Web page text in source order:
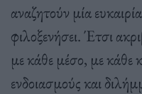
αναζητούν μία
φιλοξενήσει. Έτσι
με κάθε μέσο, με κάθε
ενδοιασμούς και